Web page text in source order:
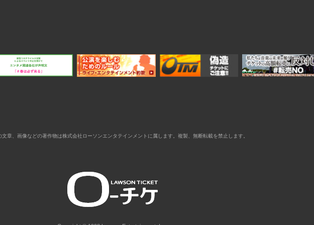
文章、画像などの著作物は株式会社ローソンエンタテインメントに属します。複製、無断転載を禁止します。